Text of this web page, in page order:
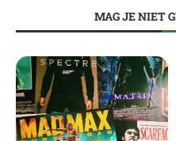
MAG JE NIET